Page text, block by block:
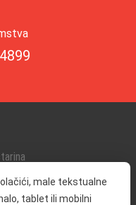
male tekstualne
tablet ili mobilni
i sigurnost
informacije